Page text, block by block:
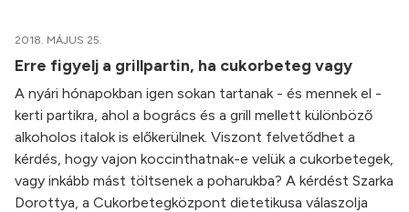
2018. MÁJUS 25.
Erre figyelj a grillpartin, ha cukorbeteg vagy
A nyári hónapokban igen sokan tartanak - és mennek el -
kerti partikra, ahol a bogrács és a grill mellett különböző
alkoholos italok is előkerülnek. Viszont felvetődhet a
kérdés, hogy vajon koccinthatnak-e velük a cukorbetegek,
vagy inkább mást töltsenek a poharukba? A kérdést Szarka
Dorottya, a Cukorbetegközpont dietetikusa válaszolja